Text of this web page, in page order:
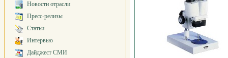
Новости отрасли
Пресс-релизы
Статьи
Интервью
Дайджест СМИ